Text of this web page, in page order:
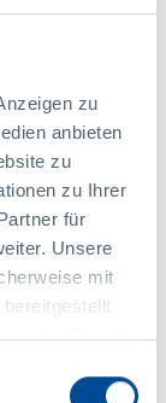
zu
anbieten
zu
zu Ihrer
für
Unsere
mit
der Dienste
zur